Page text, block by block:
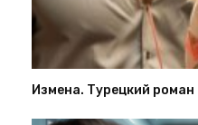
Измена. Турецкий